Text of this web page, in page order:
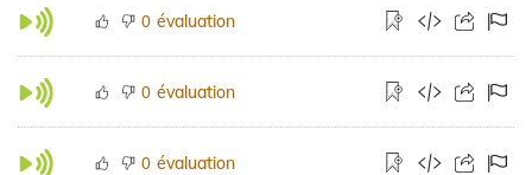
0 évaluation
0 évaluation
0 évaluation